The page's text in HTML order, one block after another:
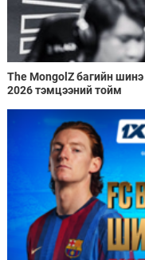
The MongolZ багийн
2026 тэмцээний тойм